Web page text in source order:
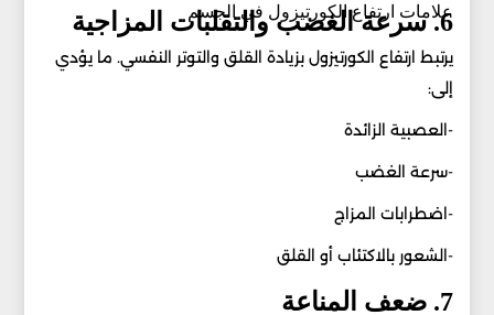
علامات ارتفاع الكورتيزول في الجسم
6. سرعة الغضب والتقلبات المزاجية
يرتبط ارتفاع الكورتيزول بزيادة القلق والتوتر النفسي. ما يؤدي
إلى:
-العصبية الزائدة
-سرعة الغضب
-اضطرابات المزاج
-الشعور بالاكتئاب أو القلق
7. ضعف المناعة